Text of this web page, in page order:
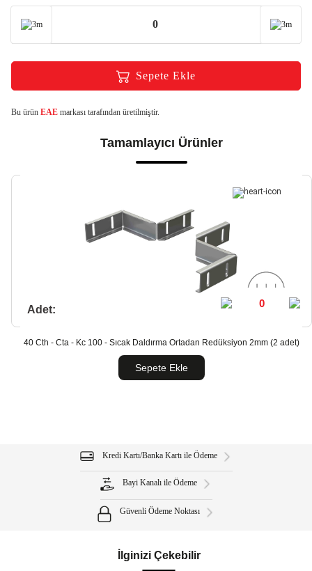
3m 3m
Sepete Ekle
Bu ürün EAE markası tarafından üretilmiştir.
Tamamlayıcı Ürünler
Adet:
40 Cth - Cta - Kc 100 - Sıcak Daldırma Ortadan Redüksiyon 2mm (2 adet)
Sepete Ekle
Kredi Kartı/Banka Kartı ile Ödeme
Bayi Kanalı ile Ödeme
Güvenli Ödeme Noktası
İlginizi Çekebilir